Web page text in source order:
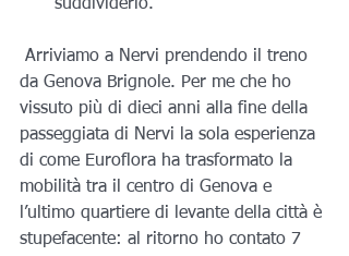
suddividerlo.
da Genova Brignole. Per me che ho
vissuto più di dieci anni alla fine della
passeggiata di Nervi la sola esperienza
di come Euroflora ha trasformato la
mobilità tra il centro di Genova e
l’ultimo quartiere di levante della città è
stupefacente: al ritorno ho contato 7